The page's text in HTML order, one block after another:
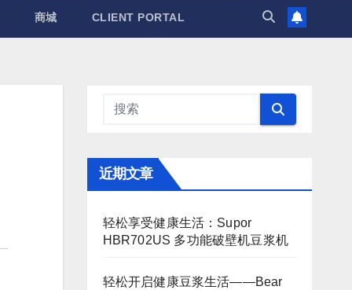
商城 CLIENT PORTAL
近期文章
轻松享受健康生活：Supor
HBR702US 多功能破壁机豆浆机
轻松开启健康豆浆生活——Bear